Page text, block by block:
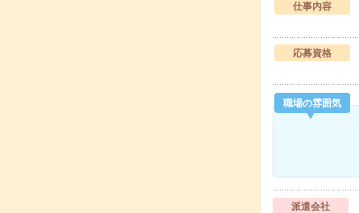
仕事内容
応募資格
職場の雰囲気
派遣会社